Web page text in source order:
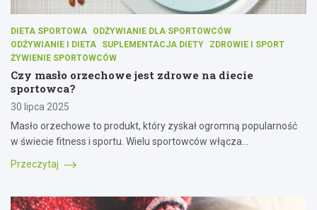
DIETA SPORTOWA
ODŻYWIANIE DLA SPORTOWCÓW
ODŻYWIANIE I DIETA
SUPLEMENTACJA DIETY
ZDROWIE I SPORT
ŻYWIENIE SPORTOWCÓW
Czy masło orzechowe jest zdrowe na diecie
sportowca?
30 lipca 2025
Masło orzechowe to produkt, który zyskał ogromną popularność
w świecie fitness i sportu. Wielu sportowców włącza…
Przeczytaj